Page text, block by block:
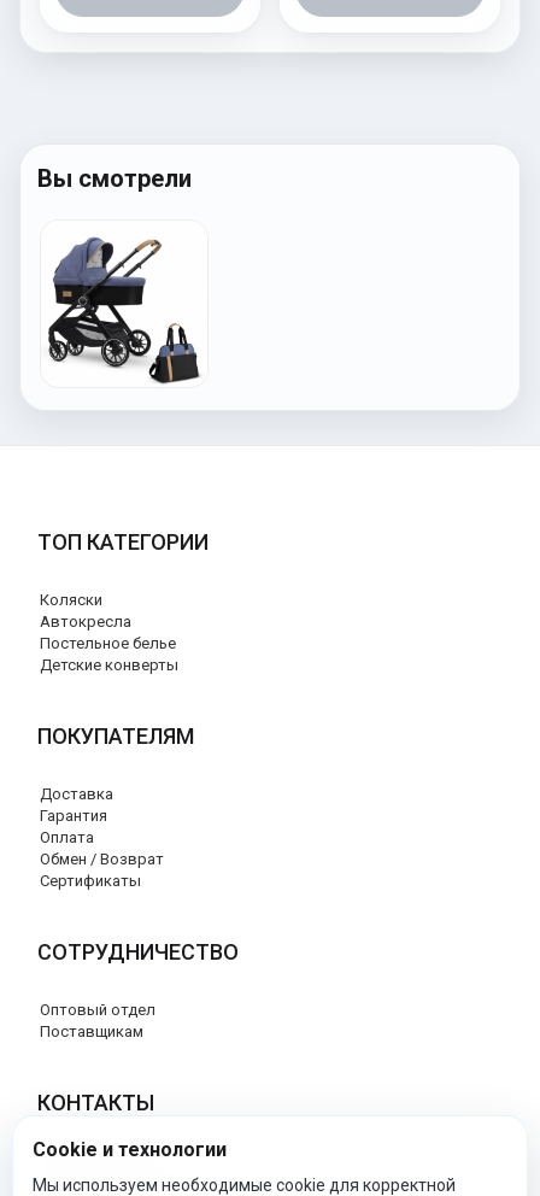
Вы смотрели
ТОП КАТЕГОРИИ
Коляски
Автокресла
Постельное белье
Детские конверты
ПОКУПАТЕЛЯМ
Доставка
Гарантия
Оплата
Обмен / Возврат
Сертификаты
СОТРУДНИЧЕСТВО
Оптовый отдел
Поставщикам
КОНТАКТЫ
8 (800) 707-76-34
info@esspero-market.ru
Cookie и технологии
Мы используем необходимые cookie для корректной